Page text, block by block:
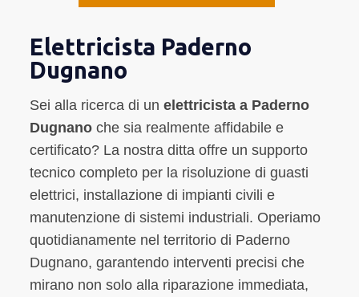
Elettricista Paderno
Dugnano
Sei alla ricerca di unelettricista a Paderno
Dugnano che sia realmente affidabile e
certificato? La nostra ditta offre un supporto
tecnico completo per la risoluzione di guasti
elettrici, installazione di impianti civili e
manutenzione di sistemi industriali. Operiamo
quotidianamente nel territorio di Paderno
Dugnano, garantendo interventi precisi che
mirano non solo alla riparazione immediata,